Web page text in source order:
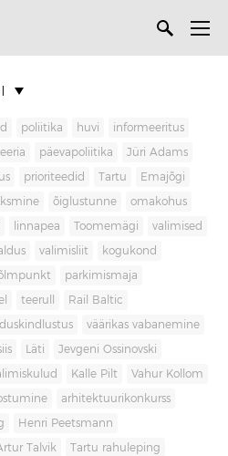
poliitika huvi informeeritus
päevapoliitika Jüri Adams
prioriteedid Tartu Emajõgi
õiglustunne omakohus
linnapea Toomemägi valimised
valimisliit kogukond
parkimismaja
teerull Rail Baltic
väärikas vabanemine
Läti Jevgeni Ossinovski
Kalle Pilt Vahur Kollom
arhitektuurikonkurss
Henri Peetsmann
Talvik Tartu rahuleping